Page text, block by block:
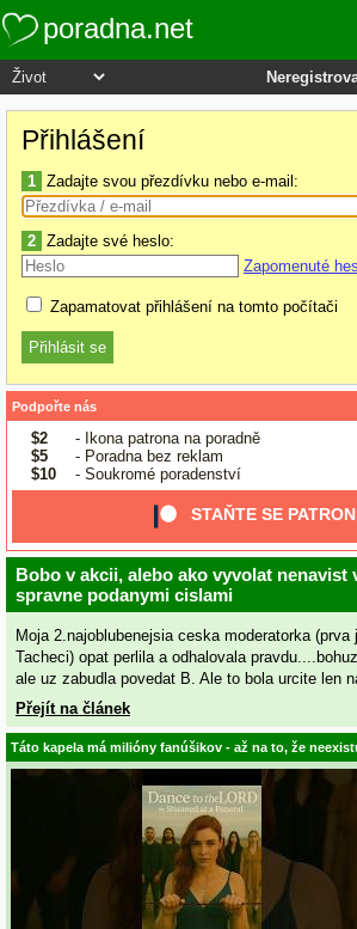
poradna.net
Přihlášení
1 Zadajte svou přezdívku nebo e-mail:
2 Zadajte své heslo:
Zapomenuté
Zapamatovat přihlášení na tomto počítači
Podpořte nás
$2
- Ikona patrona na poradně
$5
- Poradna bez reklam
$10
- Soukromé poradenství
STAŇTE SE
Bobo v akcii, alebo ako vyvolat nenavist
spravne podanymi cislami
Moja 2.najoblubenejsia ceska moderatorka (prva
Tacheci) opat perlila a odhalovala
ale uz zabudla povedat B. Ale to bola urcite len
Přejít na článek
Táto kapela má milióny fanúšikov - až na to, že